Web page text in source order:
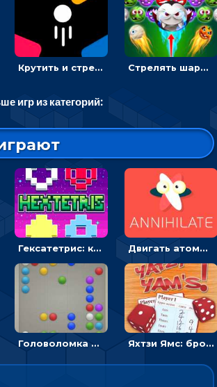
Крутить и стрелять по фигурам с цифрами - стрелялка шариками Стрелять шариками-монстрами и выбивать конфеты
игр из категорий:
Гексатетрис: кидать блок, чтобы складывать три в ряд - головоломка Двигать атомы, чтобы соединить – головоломка
Головоломка Линии: собери шарики в ряд из 5 Яхтзи Ямс: бросай кости и набери очков больше, чем у соперников